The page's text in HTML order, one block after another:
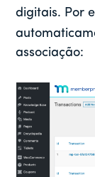
digitais. Por
associação: